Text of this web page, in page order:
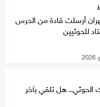
أرسلت قادة من الحرس
للحوثيين
الحوثي.. هل تلقي بآخر